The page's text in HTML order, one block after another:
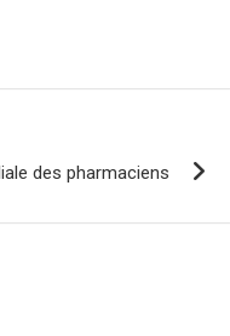
des pharmaciens